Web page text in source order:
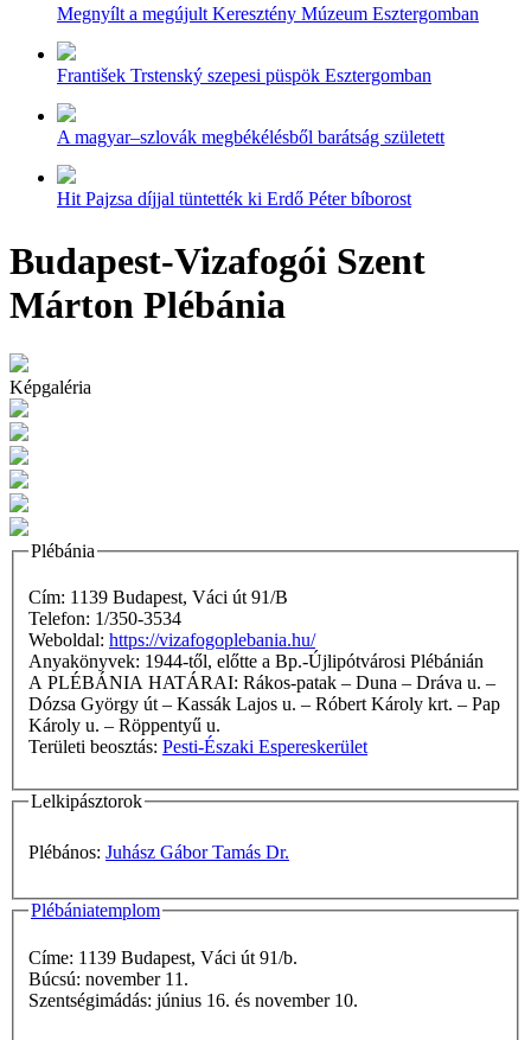
Megnyílt a megújult Keresztény Múzeum Esztergomban
František Trstenský szepesi püspök Esztergomban
A magyar–szlovák megbékélésből barátság született
Hit Pajzsa díjjal tüntették ki Erdő Péter bíborost
Budapest-Vizafogói Szent
Márton Plébánia
Képgaléria
Plébánia
Cím: 1139 Budapest, Váci út 91/B
Telefon: 1/350-3534
Weboldal: https://vizafogoplebania.hu/
Anyakönyvek: 1944-től, előtte a Bp.-Újlipótvárosi Plébánián
A PLÉBÁNIA HATÁRAI: Rákos-patak – Duna – Dráva u. –
Dózsa György út – Kassák Lajos u. – Róbert Károly krt. – Pap
Károly u. – Röppentyű u.
Területi beosztás: Pesti-Északi Espereskerület
Lelkipásztorok
Plébános: Juhász Gábor Tamás Dr.
Plébániatemplom
Címe: 1139 Budapest, Váci út 91/b.
Búcsú: november 11.
Szentségimádás: június 16. és november 10.